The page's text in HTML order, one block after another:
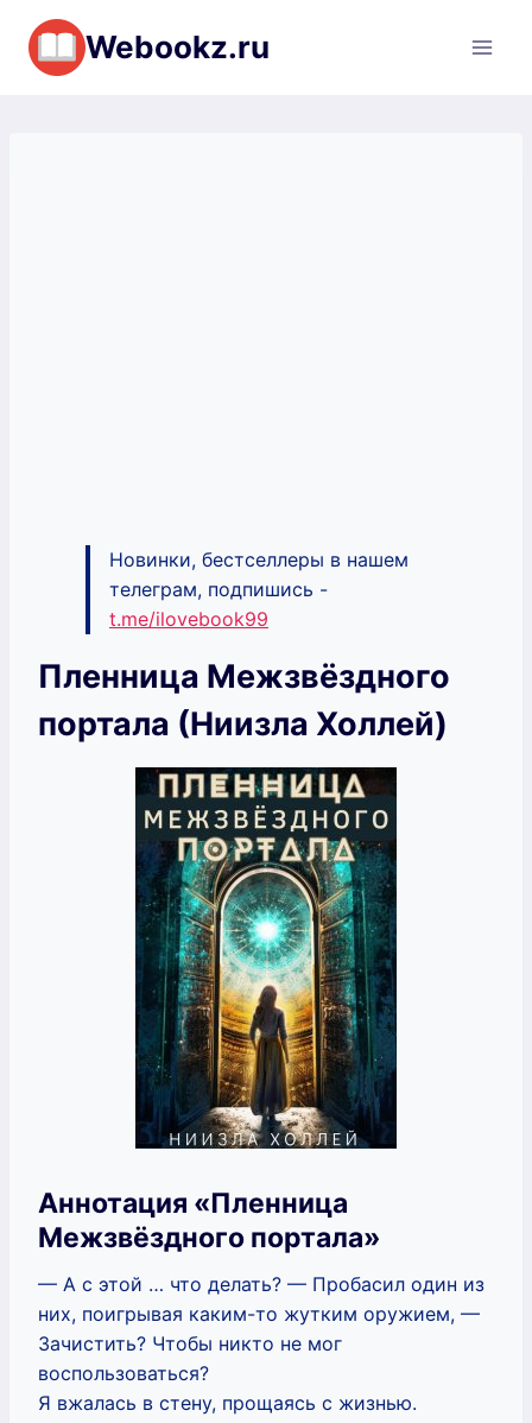
Перейти
содержимому
Webookz.ru
Новинки, бестселлеры в нашем
телеграм, подпишись -
t.me/ilovebook99
Пленница Межзвёздного
портала (Ниизла Холлей)
Аннотация «Пленница
Межзвёздного портала»
— А с этой … что делать? — Пробасил один из
них, поигрывая каким-то жутким оружием, —
Зачистить? Чтобы никто не мог
воспользоваться?
Я вжалась в стену, прощаясь с жизнью.